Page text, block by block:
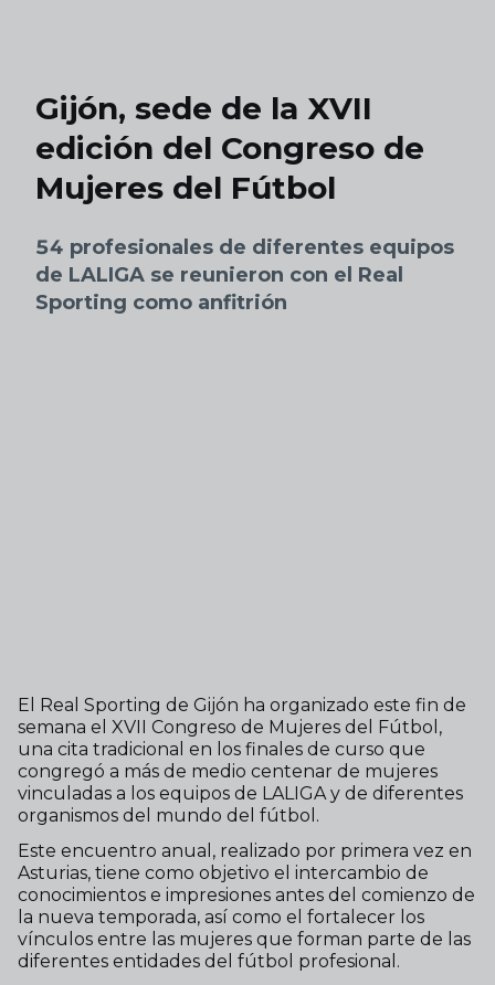
Gijón, sede de la XVII
edición del Congreso de
Mujeres del Fútbol
54 profesionales de diferentes equipos
de LALIGA se reunieron con el Real
Sporting como anfitrión
El Real Sporting de Gijón ha organizado este fin de
semana el XVII Congreso de Mujeres del Fútbol,
una cita tradicional en los finales de curso que
congregó a más de medio centenar de mujeres
vinculadas a los equipos de LALIGA y de diferentes
organismos del mundo del fútbol.
Este encuentro anual, realizado por primera vez en
Asturias, tiene como objetivo el intercambio de
conocimientos e impresiones antes del comienzo de
la nueva temporada, así como el fortalecer los
vínculos entre las mujeres que forman parte de las
diferentes entidades del fútbol profesional.